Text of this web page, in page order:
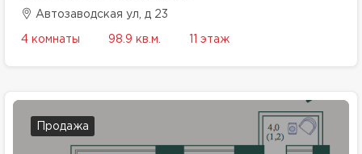
Автозаводская ул, д 23
4 комнаты 98.9 кв.м. 11 этаж
Продажа